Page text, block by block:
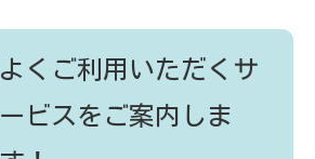
よくご利用いただくサ
ービスをご案内しま